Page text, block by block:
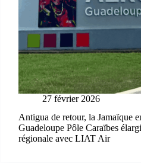
27 février 2026
Antigua de retour, la Jamaïque
Guadeloupe Pôle Caraïbes
régionale avec LIAT Air